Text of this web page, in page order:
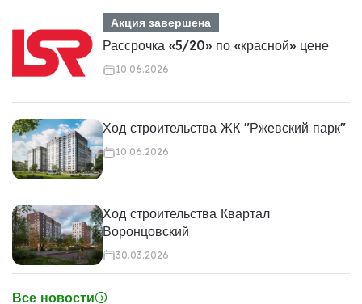
Акция завершена
Рассрочка «5/20» по «красной» цене
10.06.2026
Ход строительства ЖК "Ржевский парк"
10.06.2026
Ход строительства Квартал
Воронцовский
30.03.2026
Все новости